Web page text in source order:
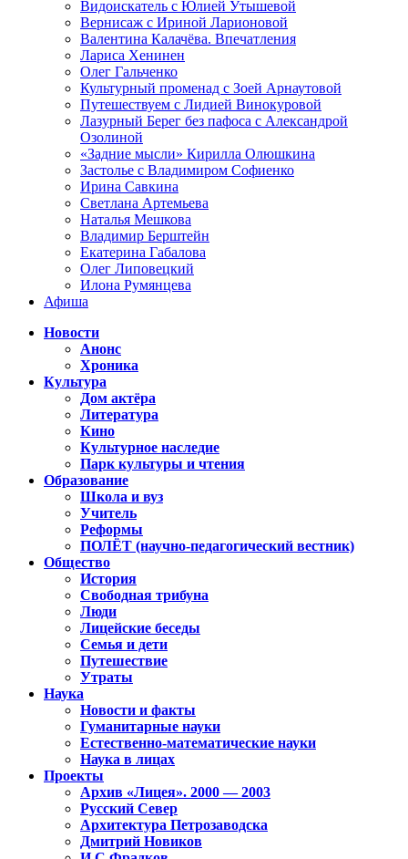
Видоискатель с Юлией Утышевой
Вернисаж с Ириной Ларионовой
Валентина Калачёва. Впечатления
Лариса Хенинен
Олег Гальченко
Культурный променад с Зоей Арнаутовой
Путешествуем с Лидией Винокуровой
Лазурный Берег без пафоса с Александрой
Озолиной
«Задние мысли» Кирилла Олюшкина
Застолье с Владимиром Софиенко
Ирина Савкина
Светлана Артемьева
Наталья Мешкова
Владимир Берштейн
Екатерина Габалова
Олег Липовецкий
Илона Румянцева
Афиша
Новости
Анонс
Хроника
Культура
Дом актёра
Литература
Кино
Культурное наследие
Парк культуры и чтения
Образование
Школа и вуз
Учитель
Реформы
ПОЛЁТ (научно-педагогический вестник)
Общество
История
Свободная трибуна
Люди
Лицейские беседы
Семья и дети
Путешествие
Утраты
Наука
Новости и факты
Гуманитарные науки
Естественно-математические науки
Наука в лицах
Проекты
Архив «Лицея». 2000 — 2003
Русский Север
Архитектура Петрозаводска
Дмитрий Новиков